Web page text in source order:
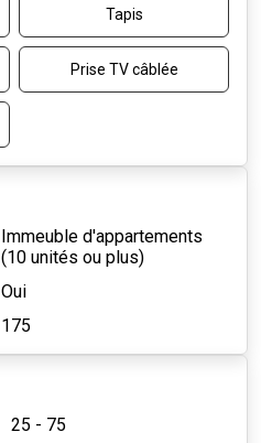
Tapis
Prise TV câblée
Immeuble d'appartements
(10 unités ou plus)
Oui
175
25 - 75